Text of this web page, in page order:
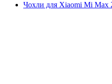
Чохли для Xiaomi Mi Max